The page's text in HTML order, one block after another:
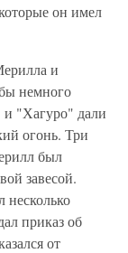
он имел
и
немного
"Хагуро" дали
огонь. Три
был
завесой.
приказ об
от